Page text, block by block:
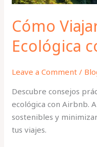
Cómo
Ecológica
Leave a Comment /
Descubre consejos
ecológica con Airbnb.
sostenibles y
tus viajes.